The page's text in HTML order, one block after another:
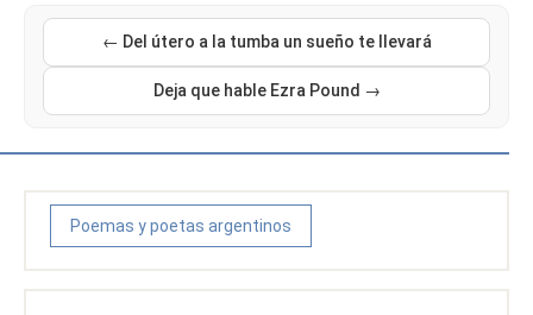
← Del útero a la tumba un sueño te llevará
Deja que hable Ezra Pound →
Poemas y poetas argentinos